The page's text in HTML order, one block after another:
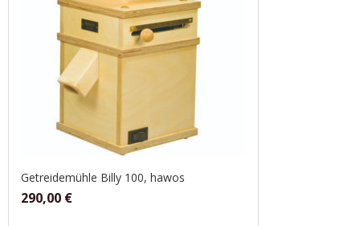
Getreidemühle Billy 100, hawos
290,00 €